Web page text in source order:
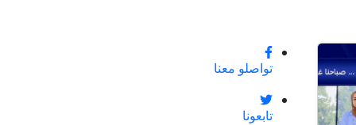
تواصلو معنا
تابعونا